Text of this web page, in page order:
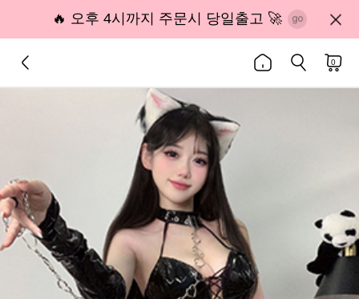
🔥 오후 4시까지 주문시 당일출고 🚀
0